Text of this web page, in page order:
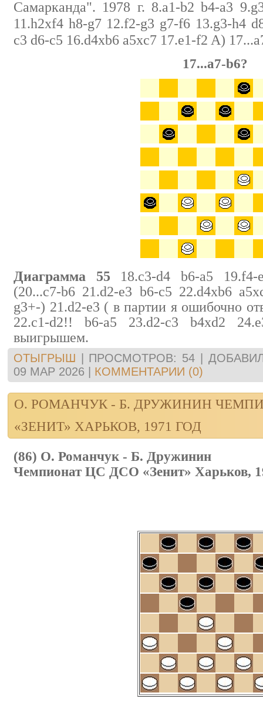
Самарканда". 1978 г. 8.a1-b2 b4-a3
11.h2xf4 h8-g7 12.f2-g3 g7-f6 13.g3-h4
c3 d6-c5 16.d4xb6 a5xc7 17.e1-f2 A)
17...a7-b6?
Диаграмма 55 18.c3-d4 b6-a5
(20...c7-b6 21.d2-e3 b6-c5 22.d4xb6
g3+-) 21.d2-e3 ( в партии я ошибочно
22.c1-d2!! b6-a5 23.d2-c3 b4xd2
выигрышем.
ОТЫГРЫШ ПРОСМОТРОВ: 54
09 МАР 2026
КОММЕНТАРИИ (0)
О. РОМАНЧУК - Б. ДРУЖИНИН
«ЗЕНИТ» ХАРЬКОВ, 1971 ГОД
(86) О. Романчук - Б. Дружинин
Чемпионат ЦС ДСО «Зенит» Харьков,